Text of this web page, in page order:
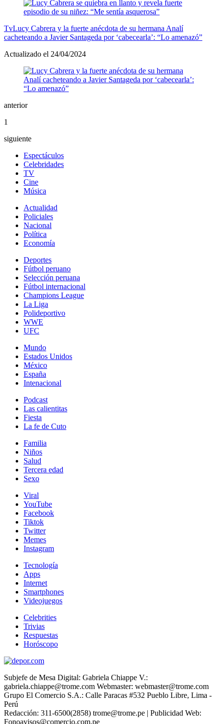
TvLucy Cabrera y la fuerte anécdota de su hermana Analí
cacheteando a Javier Santageda por ‘cabecearla’: “Lo amenazó”
Actualizado el 24/04/2024
anterior
1
siguiente
Espectáculos
Celebridades
TV
Cine
Música
Actualidad
Policiales
Nacional
Política
Economía
Deportes
Fútbol peruano
Selección peruana
Fútbol internacional
Champions League
La Liga
Polideportivo
WWE
UFC
Mundo
Estados Unidos
México
España
Intenacional
Podcast
Las calientitas
Fiesta
La fe de Cuto
Familia
Niños
Salud
Tercera edad
Sexo
Viral
YouTube
Facebook
Tiktok
Twitter
Memes
Instagram
Tecnología
Apps
Internet
Smartphones
Videojuegos
Celebrities
Trivias
Respuestas
Horóscopo
Subjefe de Mesa Digital: Gabriela Chiappe V.:
gabriela.chiappe@trome.com Webmaster: webmaster@trome.com
Grupo El Comercio S.A.: Calle Paracas #532 Pueblo Libre, Lima -
Perú
Redacción: 311-6500(2858) trome@trome.pe | Publicidad Web:
Fonoavisos@comercio.com.pe